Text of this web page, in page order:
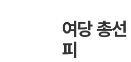
여당 총
피